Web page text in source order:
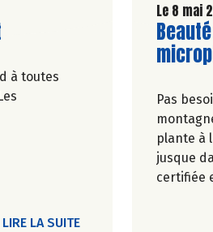
à toutes
LIRE LA SUITEDE L'ARTICLE C'EST DE
Le 8 mai
Lire la
Pas
plante à
jusque
certifiée
dans